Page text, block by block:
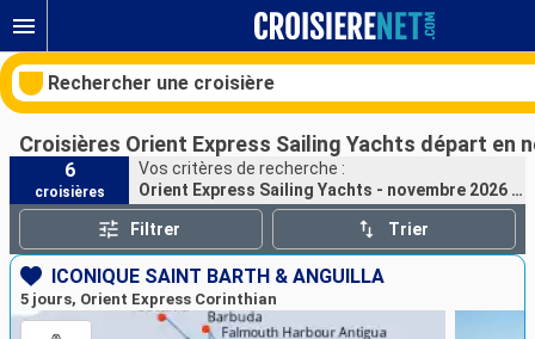
Rechercher une croisière
Nos destinations
Mois de départ
Ports
Croisières Orient Express Sailing Yachts départ en
6
croisières
Vos critères de recherche :
Orient Express Sailing Yachts - novembre 2026 - 2027
Filtrer Trier
ICONIQUE SAINT BARTH & ANGUILLA
5 jours, Orient Express Corinthian